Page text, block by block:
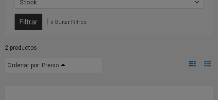
Stock
| x Quitar Filtros
2 productos
Ordenar por: Precio